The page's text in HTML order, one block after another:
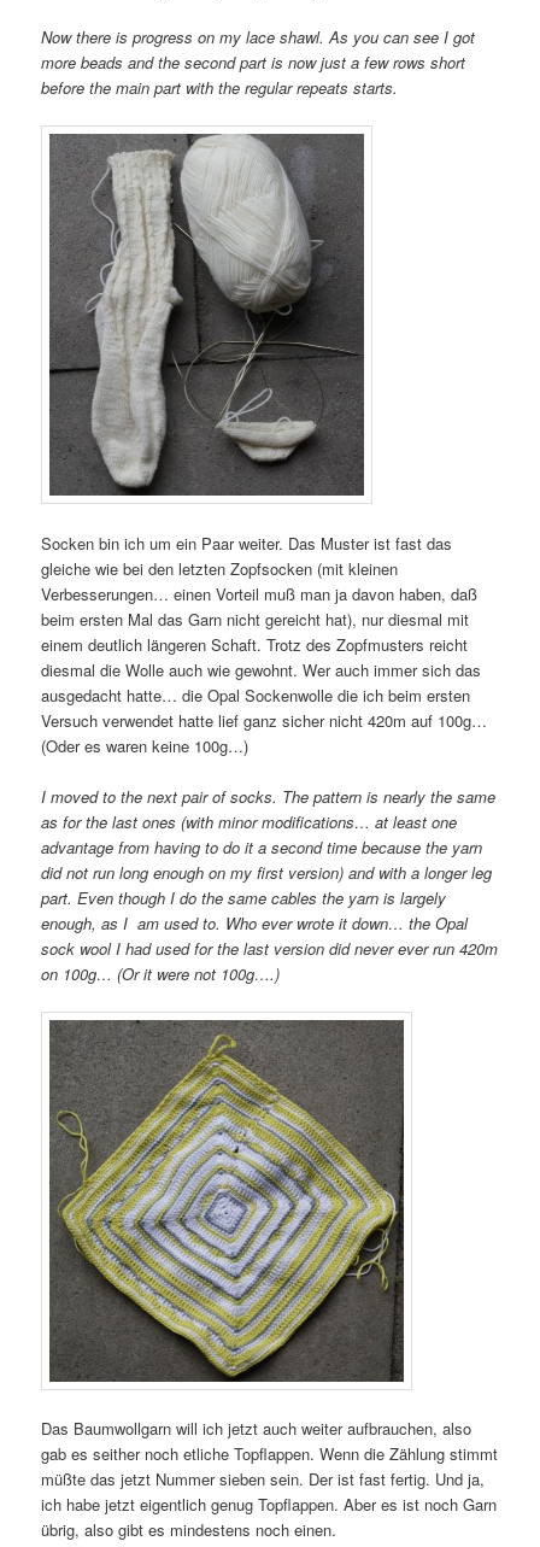
Now there is progress on my lace shawl. As you can see I got
more beads and the second part is now just a few rows short
before the main part with the regular repeats starts.
Socken bin ich um ein Paar weiter. Das Muster ist fast das
gleiche wie bei den letzten Zopfsocken (mit kleinen
Verbesserungen… einen Vorteil muß man ja davon haben, daß
beim ersten Mal das Garn nicht gereicht hat), nur diesmal mit
einem deutlich längeren Schaft. Trotz des Zopfmusters reicht
diesmal die Wolle auch wie gewohnt. Wer auch immer sich das
ausgedacht hatte… die Opal Sockenwolle die ich beim ersten
Versuch verwendet hatte lief ganz sicher nicht 420m auf 100g…
(Oder es waren keine 100g…)
I moved to the next pair of socks. The pattern is nearly the same
as for the last ones (with minor modifications… at least one
advantage from having to do it a second time because the yarn
did not run long enough on my first version) and with a longer leg
part. Even though I do the same cables the yarn is largely
enough, as I am used to. Who ever wrote it down… the Opal
sock wool I had used for the last version did never ever run 420m
on 100g… (Or it were not 100g….)
Das Baumwollgarn will ich jetzt auch weiter aufbrauchen, also
gab es seither noch etliche Topflappen. Wenn die Zählung stimmt
müßte das jetzt Nummer sieben sein. Der ist fast fertig. Und ja,
ich habe jetzt eigentlich genug Topflappen. Aber es ist noch Garn
übrig, also gibt es mindestens noch einen.